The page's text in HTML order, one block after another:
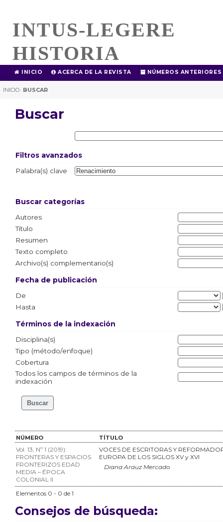
INTUS-LEGERE
HISTORIA
INICIO ACERCA DE LA REVISTA NÚMEROS ANTERIORES
INICIO | BUSCAR
Buscar
Filtros avanzados
Palabra(s) clave
Buscar categorías
Autores
Título
Resumen
Texto completo
Archivo(s) complementario(s)
Fecha de publicación
De
Hasta
Términos de la indexación
Disciplina(s)
Tipo (método/enfoque)
Cobertura
Todos los campos de términos de la
indexación
NÚMERO TÍTULO
Vol. 13, Nº 1 (2019):
FRONTERAS Y ESPACIOS
FRONTERIZOS EDAD
MEDIA – ÉPOCA
COLONIAL II
VOCES DE ESCRITORAS Y
EUROPA DE LOS SIGLOS XV y XVI
Diana Arauz Mercado
Elementos 0 - 0 de 1
Consejos de búsqueda: